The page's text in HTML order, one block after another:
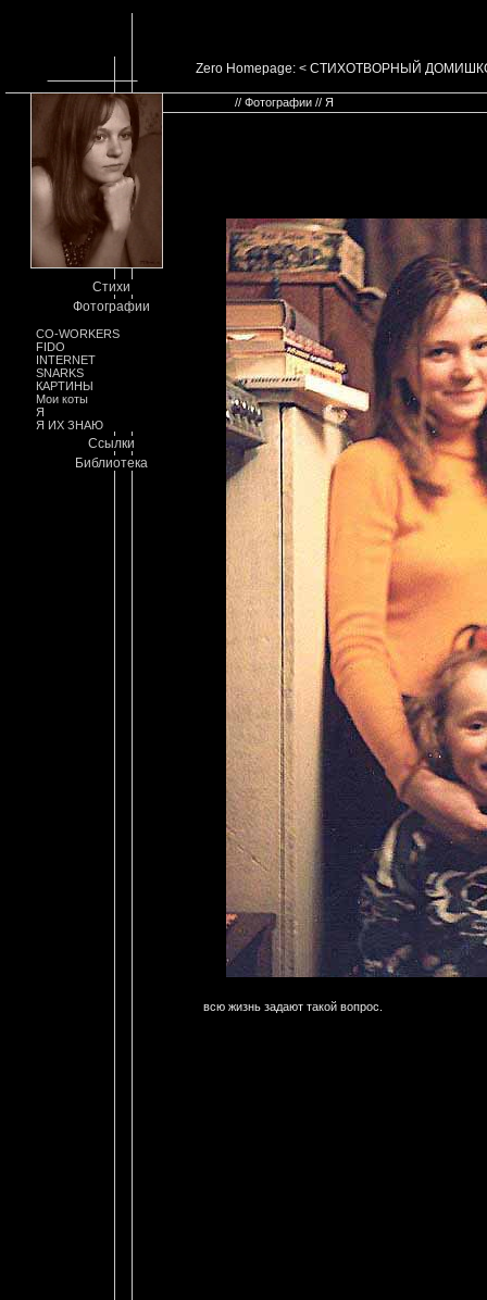
Zero Homepage: < СТИХОТВОРНЫЙ
Стихи
Фотографии
CO-WORKERS
FIDO
INTERNET
SNARKS
КАРТИНЫ
Мои коты
Я
Я ИХ ЗНАЮ
Ссылки
Библиотека
// Фотографии // Я
всю жизнь задают такой вопрос.